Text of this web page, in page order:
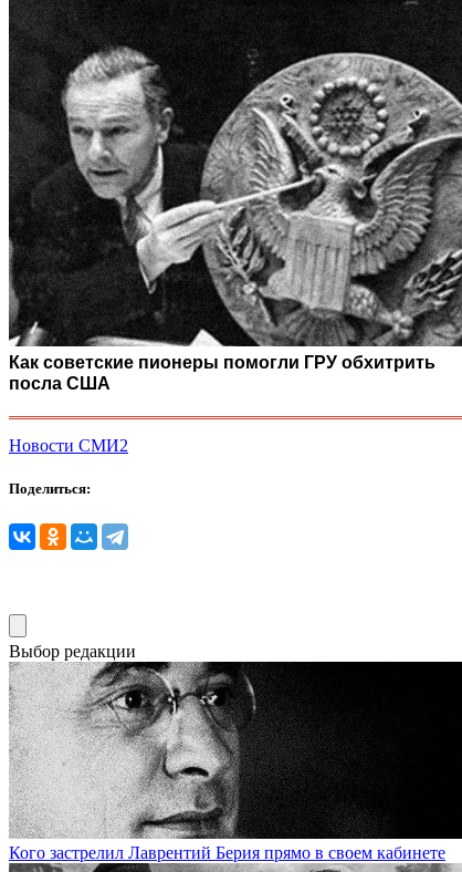
Как советские пионеры помогли ГРУ обхитрить
посла США
Новости СМИ2
Поделиться:
Выбор редакции
Кого застрелил Лаврентий Берия прямо в своем кабинете